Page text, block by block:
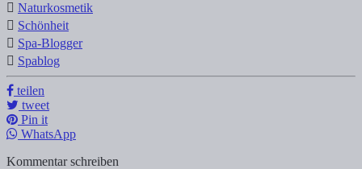
Naturkosmetik
Schönheit
Spa-Blogger
Spablog
teilen
tweet
Pin it
WhatsApp
Kommentar schreiben